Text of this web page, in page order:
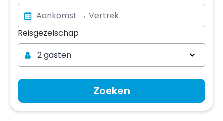
Reisgezelschap
Reisgezelschap
2 gasten
Zoeken